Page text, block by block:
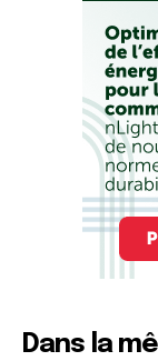
Dans la